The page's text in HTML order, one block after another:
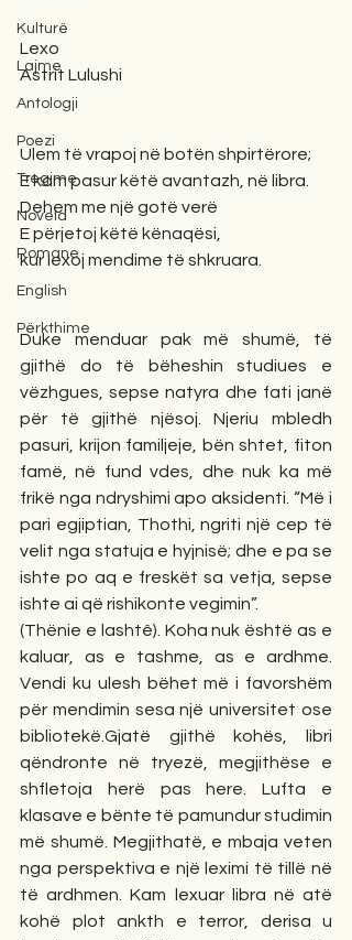
Kulturë
Lajme
Antologji
Poezi
Tregime
Novela
Romane
English
Përkthime
Lexo
Astrit Lulushi
Ulem të vrapoj në botën shpirtërore;
E kam pasur këtë avantazh, në libra.
Dehem me një gotë verë
E përjetoj këtë kënaqësi,
kur lexoj mendime të shkruara.
Duke menduar pak më shumë, të
gjithë do të bëheshin studiues e
vëzhgues, sepse natyra dhe fati janë
për të gjithë njësoj. Njeriu mbledh
pasuri, krijon familjeje, bën shtet, fiton
famë, në fund vdes, dhe nuk ka më
frikë nga ndryshimi apo aksidenti. “Më i
pari egjiptian, Thothi, ngriti një cep të
velit nga statuja e hyjnisë; dhe e pa se
ishte po aq e freskët sa vetja, sepse
ishte ai që rishikonte vegimin”.
(Thënie e lashtê). Koha nuk është as e
kaluar, as e tashme, as e ardhme.
Vendi ku ulesh bëhet më i favorshëm
për mendimin sesa një universitet ose
bibliotekë.Gjatë gjithë kohës, libri
qëndronte në tryezë, megjithëse e
shfletoja herë pas here. Lufta e
klasave e bënte të pamundur studimin
më shumë. Megjithatë, e mbaja veten
nga perspektiva e një leximi të tillë në
të ardhmen. Kam lexuar libra në atë
kohë plot ankth e terror, derisa u